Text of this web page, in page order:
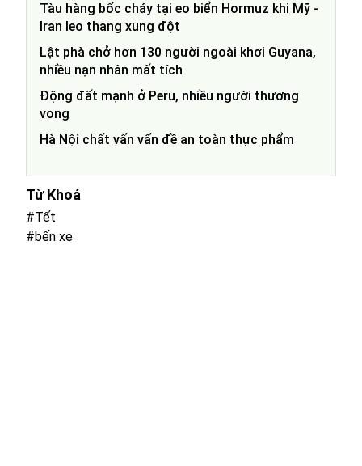
Tàu hàng bốc cháy tại eo biển Hormuz khi Mỹ -
Iran leo thang xung đột
Lật phà chở hơn 130 người ngoài khơi Guyana,
nhiều nạn nhân mất tích
Động đất mạnh ở Peru, nhiều người thương
vong
Hà Nội chất vấn vấn đề an toàn thực phẩm
Từ Khoá
#Tết
#bến xe